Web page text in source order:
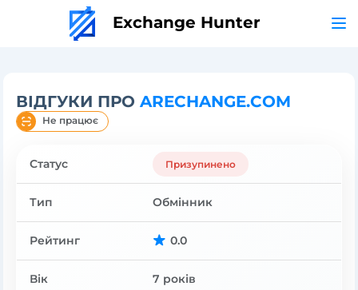
Exchange Hunter
ВІДГУКИ ПРО ARECHANGE.COM
Не працює
Статус Призупинено
Тип Обмінник
Рейтинг 0.0
Вік 7 років